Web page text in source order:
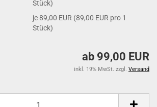
Stück)
je 89,00 EUR (89,00 EUR pro 1
Stück)
ab 99,00 EUR
inkl. 19% MwSt. zzgl. Versand